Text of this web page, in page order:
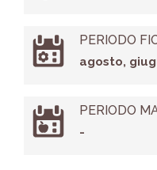
PERIODO
agosto,
PERIODO
-